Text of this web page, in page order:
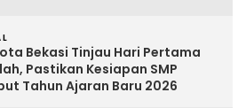
Bekasi Tinjau Hari Pertama
Pastikan Kesiapan SMP
Tahun Ajaran Baru 2026